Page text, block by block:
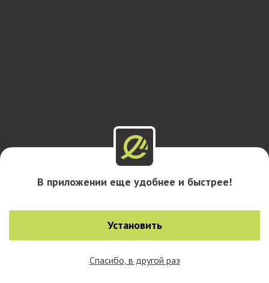
0
В приложении еще удобнее и быстрее!
Установить
Спасибо, в другой раз